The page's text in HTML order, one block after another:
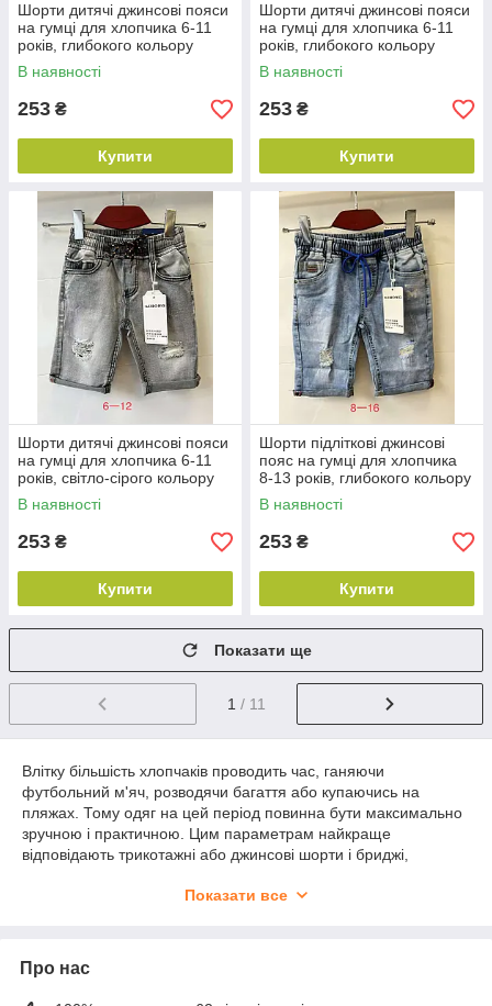
Шорти дитячі джинсові пояси
на гумці для хлопчика 6-11
років, глибокого кольору
В наявності
253 ₴
Купити
Шорти дитячі джинсові пояси
на гумці для хлопчика 6-11
років, глибокого кольору
В наявності
253 ₴
Купити
Шорти дитячі джинсові пояси
на гумці для хлопчика 6-11
років, світло-сірого кольору
В наявності
253 ₴
Купити
Шорти підліткові джинсові
пояс на гумці для хлопчика
8-13 років, глибокого кольору
В наявності
253 ₴
Купити
Показати ще
1 / 11
Влітку більшість хлопчаків проводить час, ганяючи
футбольний м'яч, розводячи багаття або купаючись на
пляжах. Тому одяг на цей період повинна бути максимально
зручною і практичною. Цим параметрам найкраще
відповідають трикотажні або джинсові шорти і бриджі,
зібрана дитяча, підлітковий,доросла одяг
Показати все
Про нас